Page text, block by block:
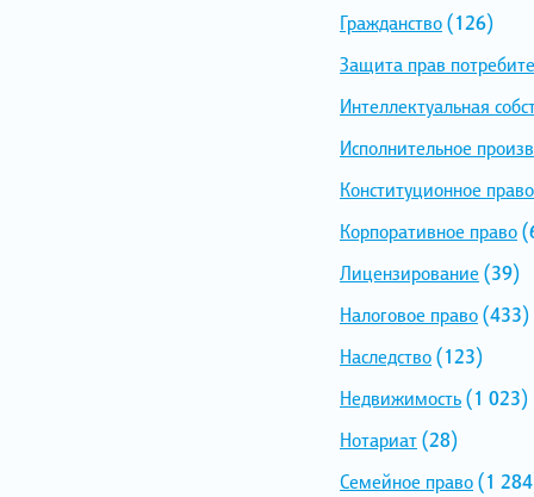
Гражданство(126)
Защита прав
Интеллектуальная
Исполнительное
Конституционное право
Корпоративное право
Лицензирование (39)
Налоговое право(433)
Наследство(123)
Недвижимость(1 023)
Нотариат(28)
Семейное право(1